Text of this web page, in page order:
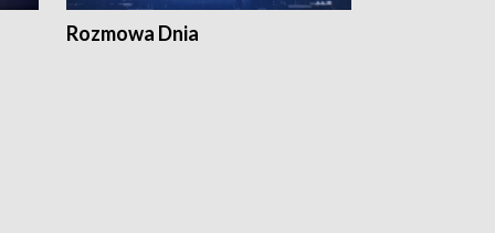
Rozmowa Dnia